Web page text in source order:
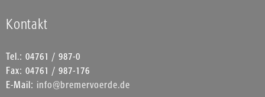
Kontakt
Tel.: 04761 / 987-0
Fax: 04761 / 987-176
E-Mail: info@bremervoerde.de